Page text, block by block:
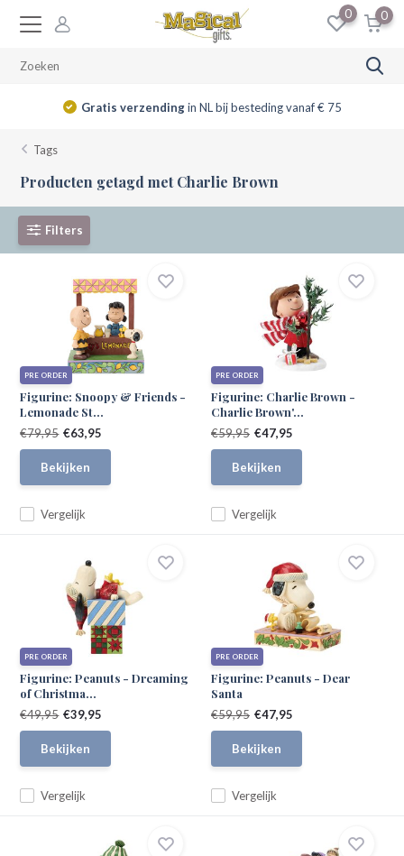
0 0
Gratis verzendingin NL bij besteding vanaf € 75
Tags
Producten getagd met Charlie Brown
Filters
PRE ORDER
Figurine: Snoopy & Friends -
Lemonade St...
Vergelijk
€79,95 €63,95
Bekijken
PRE ORDER
Figurine: Charlie Brown -
Charlie Brown'...
Vergelijk
€59,95 €47,95
Bekijken
PRE ORDER
Figurine: Peanuts - Dreaming
of Christma...
Vergelijk
€49,95 €39,95
Bekijken
PRE ORDER
Figurine: Peanuts - Dear
Santa
Vergelijk
€59,95 €47,95
Bekijken